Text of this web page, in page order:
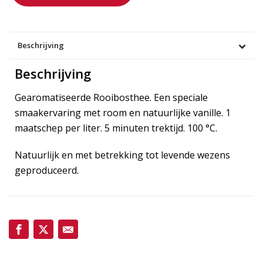
Beschrijving
Beschrijving
Gearomatiseerde Rooibosthee. Een speciale
smaakervaring met room en natuurlijke vanille. 1
maatschep per liter. 5 minuten trektijd. 100 °C.
Natuurlijk en met betrekking tot levende wezens
geproduceerd.